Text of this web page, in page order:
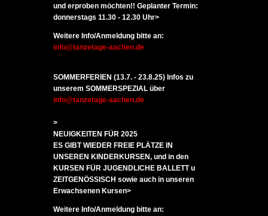
und erproben möchten!! Geplanter Termin:
donnerstags 11.30 - 12.30 Uhr>
Weitere Info/Anmeldung bitte an:
info@tanzetage-aachen.de
SOMMERFERIEN (13.7. - 23.8.25) Infos zu
unserem SOMMERSPEZIAL über
info@tanzetage-aachen.de
>
NEUIGKEITEN FÜR 2025
ES GIBT WIEDER FREIE PLÄTZE IN
UNSEREN KINDERKURSEN, und in den
KURSEN FÜR JUGENDLICHE BALLETT u
ZEITGENÖSSISCH sowie auch in unseren
Erwachsenen Kursen>
Weitere Info/Anmeldung bitte an: